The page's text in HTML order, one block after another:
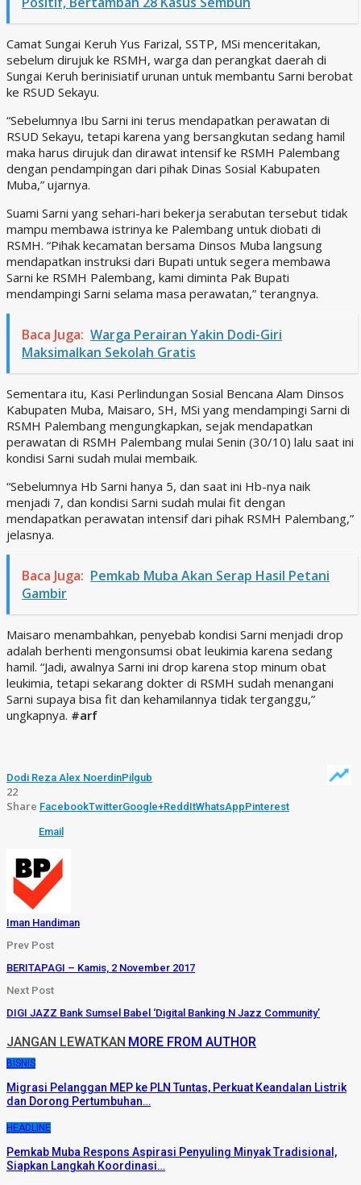
Camat Sungai Keruh Yus Farizal, SSTP, MSi menceritakan,
sebelum dirujuk ke RSMH, warga dan perangkat daerah di
Sungai Keruh berinisiatif urunan untuk membantu Sarni berobat
ke RSUD Sekayu.
“Sebelumnya Ibu Sarni ini terus mendapatkan perawatan di
RSUD Sekayu, tetapi karena yang bersangkutan sedang hamil
maka harus dirujuk dan dirawat intensif ke RSMH Palembang
dengan pendampingan dari pihak Dinas Sosial Kabupaten
Muba,” ujarnya.
Suami Sarni yang sehari-hari bekerja serabutan tersebut tidak
mampu membawa istrinya ke Palembang untuk diobati di
RSMH. “Pihak kecamatan bersama Dinsos Muba langsung
mendapatkan instruksi dari Bupati untuk segera membawa
Sarni ke RSMH Palembang, kami diminta Pak Bupati
mendampingi Sarni selama masa perawatan,” terangnya.
Baca Juga: Warga Perairan Yakin Dodi-Giri
Maksimalkan Sekolah Gratis
Sementara itu, Kasi Perlindungan Sosial Bencana Alam Dinsos
Kabupaten Muba, Maisaro, SH, MSi yang mendampingi Sarni di
RSMH Palembang mengungkapkan, sejak mendapatkan
perawatan di RSMH Palembang mulai Senin (30/10) lalu saat ini
kondisi Sarni sudah mulai membaik.
“Sebelumnya Hb Sarni hanya 5, dan saat ini Hb-nya naik
menjadi 7, dan kondisi Sarni sudah mulai fit dengan
mendapatkan perawatan intensif dari pihak RSMH Palembang,”
jelasnya.
Baca Juga: Pemkab Muba Akan Serap Hasil Petani
Gambir
Maisaro menambahkan, penyebab kondisi Sarni menjadi drop
adalah berhenti mengonsumsi obat leukimia karena sedang
hamil. “Jadi, awalnya Sarni ini drop karena stop minum obat
leukimia, tetapi sekarang dokter di RSMH sudah menangani
Sarni supaya bisa fit dan kehamilannya tidak terganggu,”
ungkapnya. #arf
Dodi Reza Alex NoerdinPilgub
22
Share FacebookTwitterGoogle+ReddItWhatsAppPinterest
Email
Iman Handiman
Prev Post
BERITAPAGI – Kamis, 2 November 2017
Next Post
DIGI JAZZ Bank Sumsel Babel ‘Digital Banking N Jazz Community’
JANGAN LEWATKAN MORE FROM AUTHOR
BISNIS
Migrasi Pelanggan MEP ke PLN Tuntas, Perkuat Keandalan Listrik
dan Dorong Pertumbuhan…
HEADLINE
Pemkab Muba Respons Aspirasi Penyuling Minyak Tradisional,
Siapkan Langkah Koordinasi…